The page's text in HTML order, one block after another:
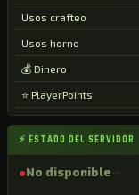
⚡ ESTADO DEL SERVIDOR
●No disponible
Usos crafteo
Usos horno
💰 Dinero
⭐ PlayerPoints